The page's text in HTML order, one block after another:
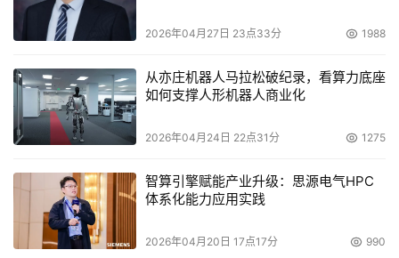
“能源央企选择阿里AI，是对阿里云全栈式AI能力的认可。”
阿里云智能集团副总裁、能源行业总经理吴明宸表示：“能
效。阿里云将持续投入，打造最领先的AI基础设施和最领先
的模型，高质量地服务国家能源行业。”
本文来源于DOIT传媒，文章内容仅供参考，不构成投资建议。
2026年04月27日 23点33分 1988
从亦庄机器人马拉松破纪录，看算力底座
如何支撑人形机器人商业化
2026年04月24日 22点31分 1275
智算引擎赋能产业升级：思源电气HPC
体系化能力应用实践
2026年04月20日 17点17分 990